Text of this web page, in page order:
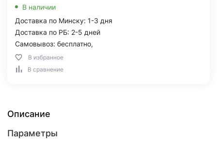
В наличии
Доставка по Минску: 1-3 дня
Доставка по РБ: 2-5 дней
Самовывоз: бесплатно,
В избранное
В сравнение
Описание
Параметры